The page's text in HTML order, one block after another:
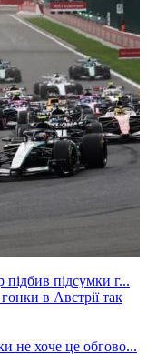
в Австрії так